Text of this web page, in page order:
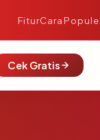
FiturCara
Cek Gratis